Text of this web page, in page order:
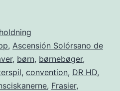
, Ascensión Solórsano de
, børn, børnebøger,
, convention, DR HD,
, Frasier,